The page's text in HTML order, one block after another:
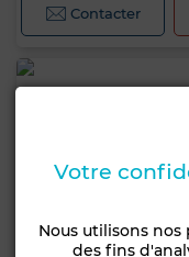
Contacter
Votre
Nous utilisons
des fins